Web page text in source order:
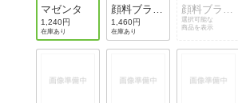
マゼンタ
1,240円
在庫あり
顔料ブラッ
ク
1,460円
在庫あり
顔料ブラッ
ク(2個パッ
選択可能な
商品を表示